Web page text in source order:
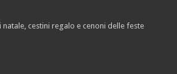
natale, cestini regalo e cenoni delle feste